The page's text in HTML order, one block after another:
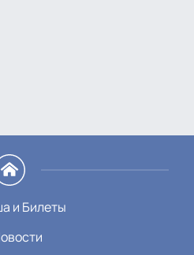
и Билеты